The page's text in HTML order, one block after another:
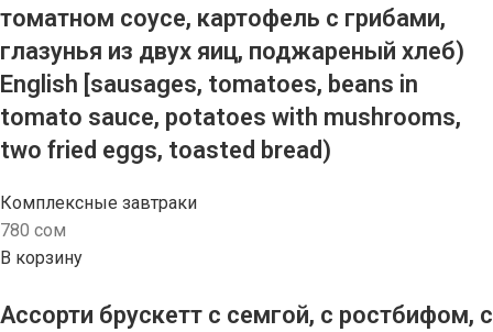
томатном соусе, картофель с грибами,
глазунья из двух яиц, поджареный хлеб)
English [sausages, tomatoes, beans in
tomato sauce, potatoes with mushrooms,
two fried eggs, toasted bread)
Комплексные завтраки
780 сом
В корзину
Ассорти брускетт с семгой, с ростбифом, с